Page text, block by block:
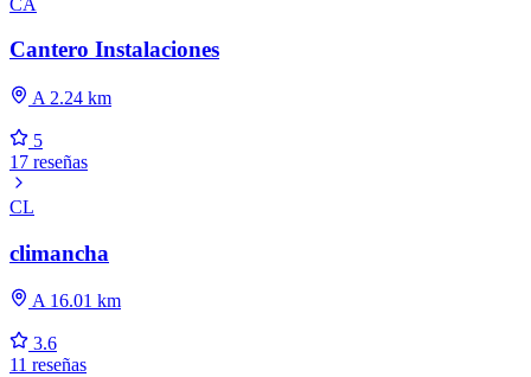
Cantero Instalaciones
A 2.24 km
5
17 reseñas
CL
climancha
A 16.01 km
3.6
11 reseñas